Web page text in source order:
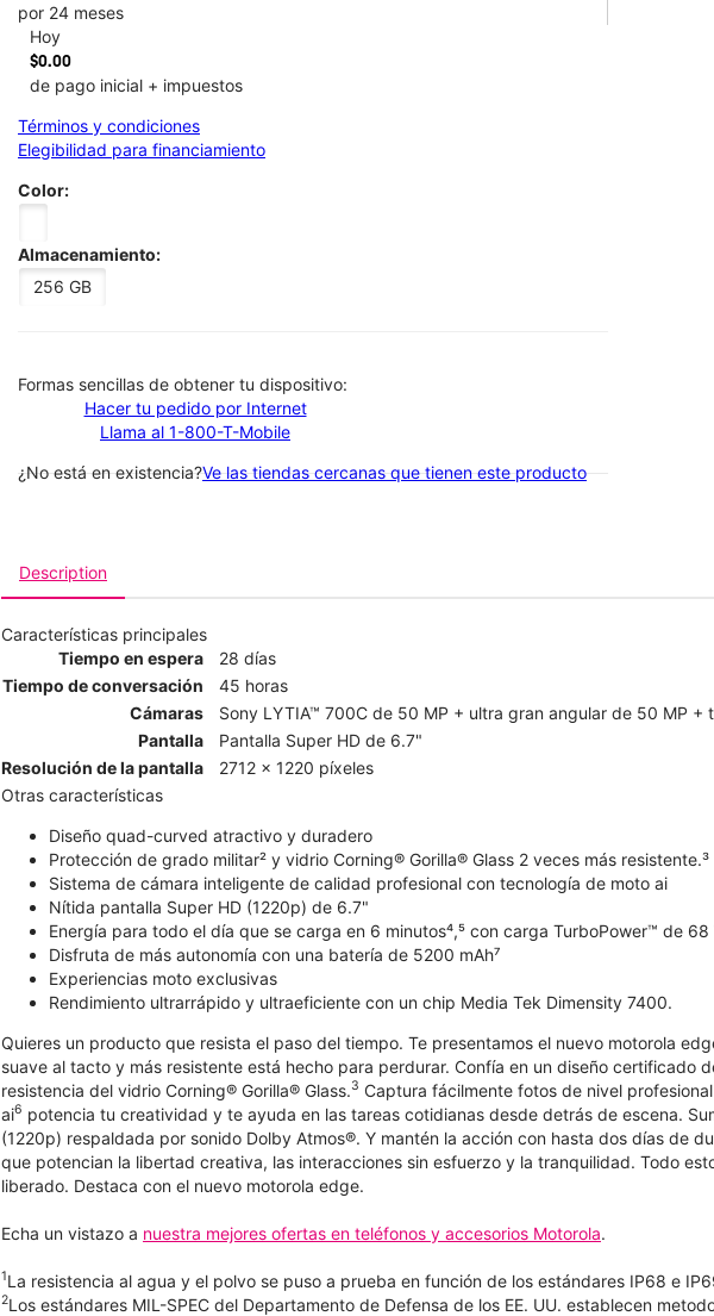
por 24 meses
Hoy
$0.00
de pago inicial + impuestos
Términos y condiciones
Elegibilidad para financiamiento
Color:
Almacenamiento:
256 GB
​​​​​​​Formas sencillas de obtener tu dispositivo:
Hacer tu pedido por Internet
Llama al 1-800-T-Mobile
¿No está en existencia?Ve las tiendas cercanas que tienen este producto
Description
Características principales
Tiempo en espera
28 días
Tiempo de conversación
45 horas
Cámaras
Sony LYTIA™ 700C de 50 MP + ultra gran angular de 50 MP
Pantalla
Pantalla Super HD de 6.7"
Resolución de la pantalla
2712 x 1220 píxeles
Otras características
Diseño quad-curved atractivo y duradero
Protección de grado militar² y vidrio Corning® Gorilla® Glass 2 veces más resistente.³
Sistema de cámara inteligente de calidad profesional con tecnología de moto ai
Nítida pantalla Super HD (1220p) de 6.7"
Energía para todo el día que se carga en 6 minutos⁴,⁵ con carga TurboPower™ de 68
Disfruta de más autonomía con una batería de 5200 mAh⁷
Experiencias moto exclusivas
Rendimiento ultrarrápido y ultraeficiente con un chip Media Tek Dimensity 7400.
Quieres un producto que resista el paso del tiempo. Te presentamos el nuevo motorola
suave al tacto y más resistente está hecho para perdurar. Confía en un diseño certificado
resistencia del vidrio Corning® Gorilla® Glass.3 Captura fácilmente fotos de nivel
ai6 potencia tu creatividad y te ayuda en las tareas cotidianas desde detrás de escena.
(1220p) respaldada por sonido Dolby Atmos®. Y mantén la acción con hasta dos días de
que potencian la libertad creativa, las interacciones sin esfuerzo y la tranquilidad. Todo
liberado. Destaca con el nuevo motorola edge.
Echa un vistazo a nuestra mejores ofertas en teléfonos y accesorios Motorola.
1La resistencia al agua y el polvo se puso a prueba en función de los estándares IP68 e
2Los estándares MIL-SPEC del Departamento de Defensa de los EE. UU. establecen